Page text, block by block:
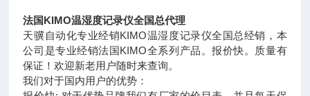
法国KIMO温湿度记录仪全国总代理
天骥自动化专业经销KIMO温湿度记录仪全国总经销，本
公司是专业经销法国KIMO全系列产品。报价快。质量有
保证！欢迎新老用户随时来查询。
我们对于国内用户的优势：